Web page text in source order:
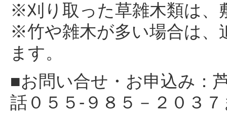
※刈り取った草雑木類は、
※竹や雑木が多い場合は、
ます。
■お問い合せ・お申込み：
話０５５-９８５－２０３